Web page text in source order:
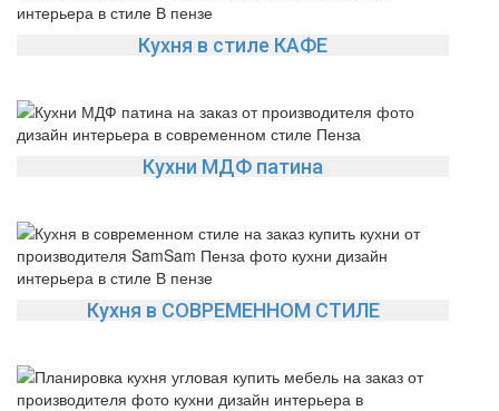
Кухня в стиле КАФЕ
Кухни МДФ патина
Кухня в СОВРЕМЕННОМ СТИЛЕ